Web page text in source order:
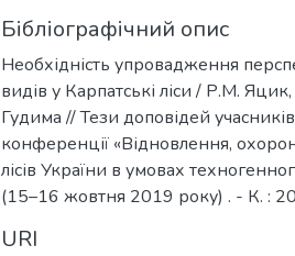
Бібліографічний опис
Необхідність упровадження
видів у Карпатські ліси / Р.М.
Гудима // Тези доповідей
конференції «Відновлення,
лісів України в умовах
(15–16 жовтня 2019 року) . - К. :
URI